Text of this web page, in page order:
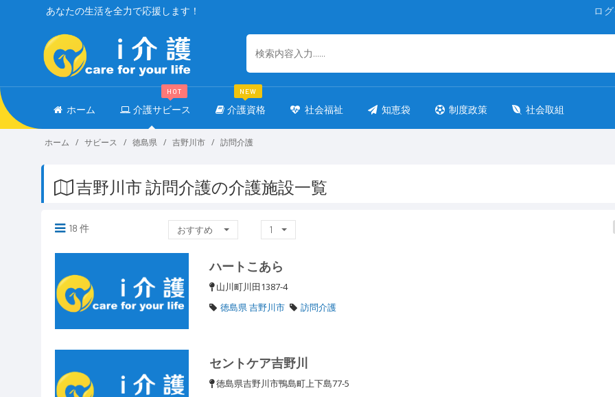
ロ
あなたの生活を全力で応援します！
ホーム 介護サビース
HOT
介護資格
NEW
社会福祉 知恵袋 制度政策 社会取組
ホーム サビース 徳島県 吉野川市 訪問介護
吉野川市 訪問介護の介護施設一覧
18 件 おすすめ 1
ハートこあら
山川町川田1387-4
徳島県 吉野川市
訪問介護
セントケア吉野川
徳島県吉野川市鴨島町上下島77-5